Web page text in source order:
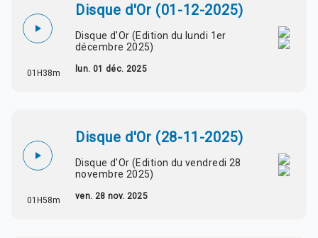
01H38m
Disque d'Or (01-12-2025)
Disque d'Or (Edition du lundi 1er
décembre 2025)
lun. 01 déc. 2025
01H58m
Disque d'Or (28-11-2025)
Disque d'Or (Edition du vendredi 28
novembre 2025)
ven. 28 nov. 2025